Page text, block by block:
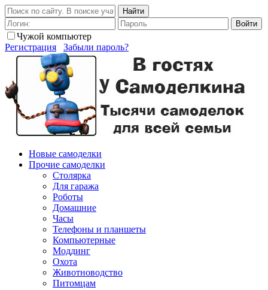
Найти
Войти
Чужой компьютер
Регистрация
Забыли пароль?
Новые самоделки
Прочие самоделки
Столярка
Для гаража
Роботы
Домашние
Часы
Телефоны и планшеты
Компьютерные
Моддинг
Охота
Животноводство
Питомцам